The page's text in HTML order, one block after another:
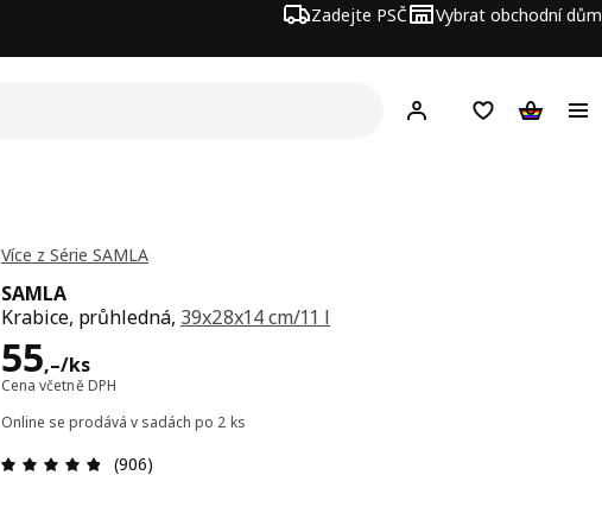
Zadejte PSČ Vybrat obchodní dům
Hej! Přihlášení
NákupníNákupní
Více z Série SAMLA
SAMLA
Krabice, průhledná, 39x28x14 cm/11 l
55,–/ks
Cena 55,–/ks
Cena včetně DPH
Online se prodává v sadách po 2 ks
(906)